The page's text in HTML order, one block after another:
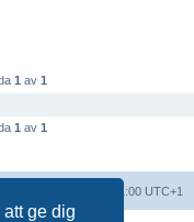
ge dig
1 av 1
1 av 1
är UTC+01:00 UTC+1